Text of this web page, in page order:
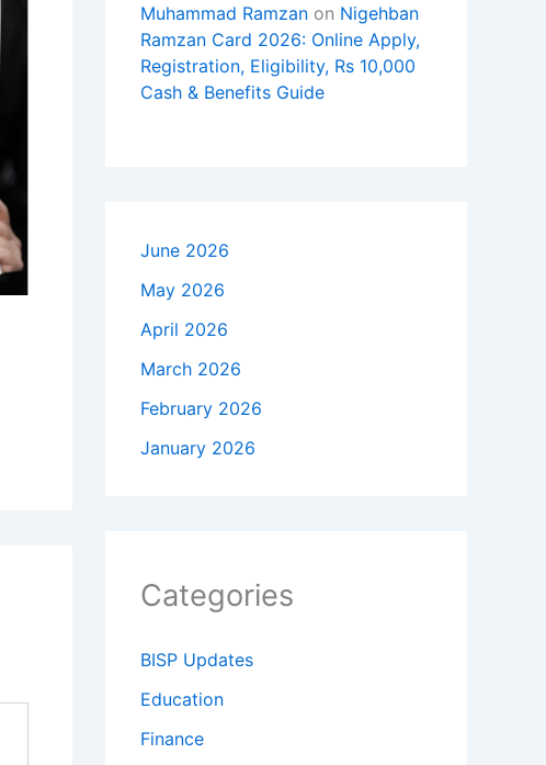
Muhammad Ramzan on Nigehban
Ramzan Card 2026: Online Apply,
Registration, Eligibility, Rs 10,000
Cash & Benefits Guide
June 2026
May 2026
April 2026
March 2026
February 2026
January 2026
Categories
BISP Updates
Education
Finance